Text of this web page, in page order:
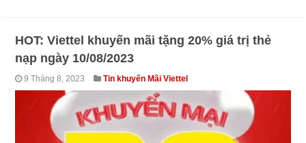
HOT: Viettel khuyến mãi tặng 20% giá trị thẻ
nạp ngày 10/08/2023
9 Tháng 8, 2023 Tin khuyến Mãi Viettel